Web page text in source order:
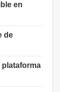
en
de